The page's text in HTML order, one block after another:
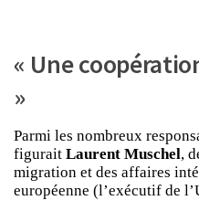
« Une
»
Parmi les nombreux
figurait Laurent Muschel,
migration et des affaires
européenne (l’exécutif de